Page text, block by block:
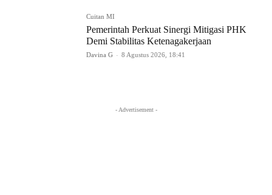
Cuitan MI
Pemerintah Perkuat Sinergi Mitigasi PHK
Demi Stabilitas Ketenagakerjaan
Davina G - 8 Agustus 2026, 18:41
- Advertisement -